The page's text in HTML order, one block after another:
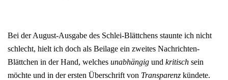
Bei der August-Ausgabe des Schlei-Blättchens staunte ich nicht
schlecht, hielt ich doch als Beilage ein zweites Nachrichten-
Blättchen in der Hand, welches unabhängig und kritisch sein
möchte und in der ersten Überschrift von Transparenz kündete.